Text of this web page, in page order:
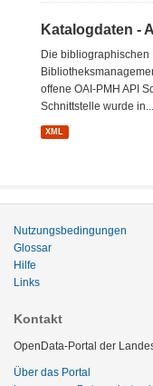
Katalogdaten -
Die bibliographischen
offene OAI-PMH API
Schnittstelle wurde in...
XML
Nutzungsbedingungen
Glossar
Hilfe
Links
Kontakt
OpenData-Portal der
Über das Portal